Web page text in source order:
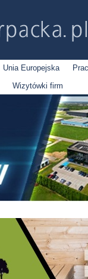
Unia Europejska
Wizytówki firm